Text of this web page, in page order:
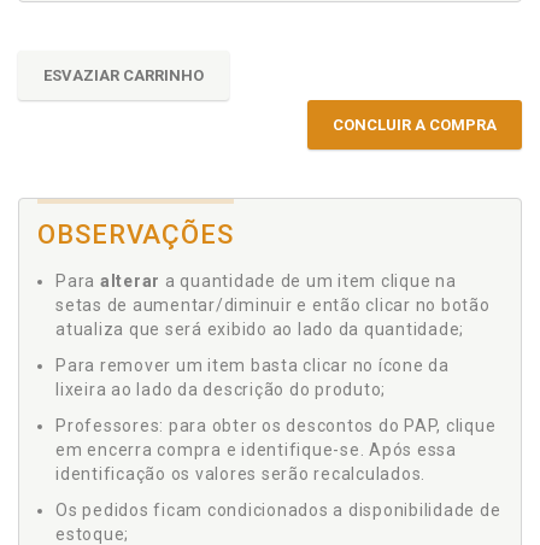
ESVAZIAR CARRINHO
CONCLUIR A COMPRA
OBSERVAÇÕES
Para alterar a quantidade de um item clique na
setas de aumentar/diminuir e então clicar no botão
atualiza que será exibido ao lado da quantidade;
Para remover um item basta clicar no ícone da
lixeira ao lado da descrição do produto;
Professores: para obter os descontos do PAP, clique
em encerra compra e identifique-se. Após essa
identificação os valores serão recalculados.
Os pedidos ficam condicionados a disponibilidade de
estoque;